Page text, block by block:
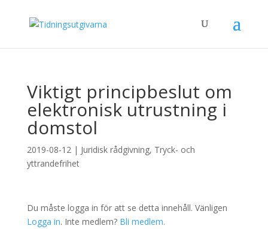
Viktigt principbeslut om
elektronisk utrustning i
domstol
2019-08-12| Juridisk rådgivning, Tryck- och
yttrandefrihet
Du måste logga in för att se detta innehåll. Vänligen
Logga in. Inte medlem? Bli medlem.